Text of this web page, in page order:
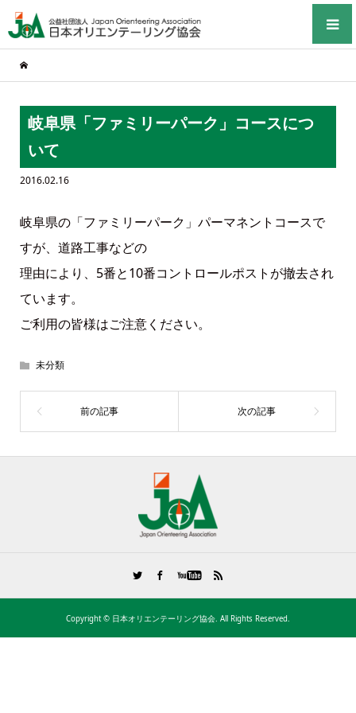
岐阜県「ファミリーパーク」コースにつ
いて
2016.02.16
岐阜県の「ファミリーパーク」パーマネントコースで
すが、道路工事などの
理由により、5番と10番コントロールポストが撤去され
ています。
ご利用の皆様はご注意ください。
未分類
Copyright © 日本オリエンテーリング協会. All Rights Reserved.